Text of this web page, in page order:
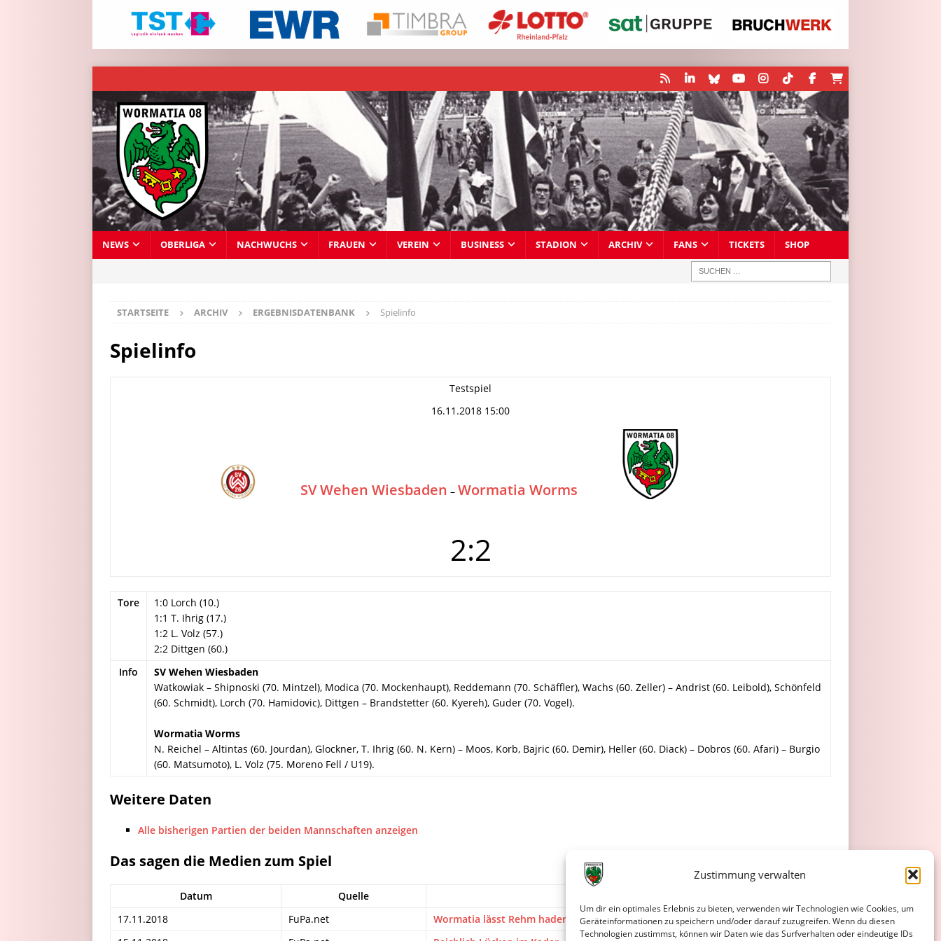
Zustimmung verwalten
Um dir ein optimales Erlebnis zu bieten, verwenden wir Technologien wie Cookies, um
Geräteinformationen zu speichern und/oder darauf zuzugreifen. Wenn du diesen
Technologien zustimmst, können wir Daten wie das Surfverhalten oder eindeutige IDs
NEWS OBERLIGA NACHWUCHS FRAUEN VEREIN BUSINESS STADION ARCHIV FANS TICKETS SHOP
STARTSEITE ARCHIV ERGEBNISDATENBANK Spielinfo
Spielinfo
Testspiel
16.11.2018 15:00
SV Wehen Wiesbaden – Wormatia Worms
2:2
Tore
1:0 Lorch (10.)
1:1 T. Ihrig (17.)
1:2 L. Volz (57.)
2:2 Dittgen (60.)
Info
SV Wehen Wiesbaden
Watkowiak – Shipnoski (70. Mintzel), Modica (70. Mockenhaupt), Reddemann (70. Schäffler), Wachs (60. Zeller) – Andrist (60. Leibold), Schönfeld
(60. Schmidt), Lorch (70. Hamidovic), Dittgen – Brandstetter (60. Kyereh), Guder (70. Vogel).
Wormatia Worms
N. Reichel – Altintas (60. Jourdan), Glockner, T. Ihrig (60. N. Kern) – Moos, Korb, Bajric (60. Demir), Heller (60. Diack) – Dobros (60. Afari) – Burgio
(60. Matsumoto), L. Volz (75. Moreno Fell / U19).
Weitere Daten
Alle bisherigen Partien der beiden Mannschaften anzeigen
Das sagen die Medien zum Spiel
Datum Quelle
17.11.2018
FuPa.net
Wormatia lässt Rehm hadern